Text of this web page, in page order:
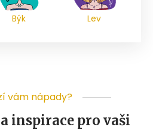
Býk Lev
vám nápady?
inspirace pro vaši